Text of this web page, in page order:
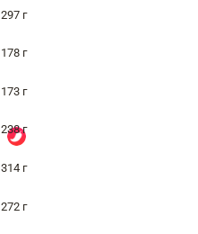
297 г
178 г
173 г
238 г
314 г
272 г